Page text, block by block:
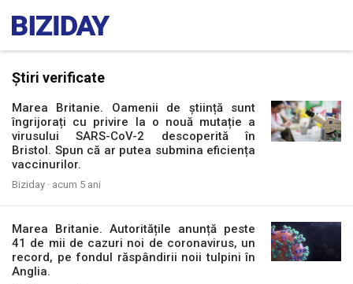
Știri verificate
Marea Britanie. Oamenii de știință sunt
îngrijorați cu privire la o nouă mutație a
virusului SARS-CoV-2 descoperită în
Bristol. Spun că ar putea submina eficiența
vaccinurilor.
Biziday · acum 5 ani
Marea Britanie. Autoritățile anunță peste
41 de mii de cazuri noi de coronavirus, un
record, pe fondul răspândirii noii tulpini în
Anglia.